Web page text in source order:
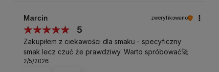
Marcin zweryfikowano
5
Zakupiłem z ciekawości dla smaku - specyficzny
smak lecz czuć że prawdziwy. Warto spróbować🚀
2/5/2026